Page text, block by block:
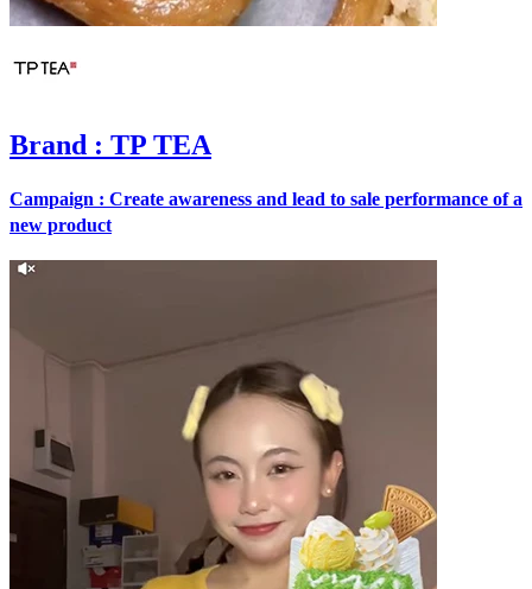
Brand : TP TEA
Campaign : Create awareness and lead to sale performance of a
new product